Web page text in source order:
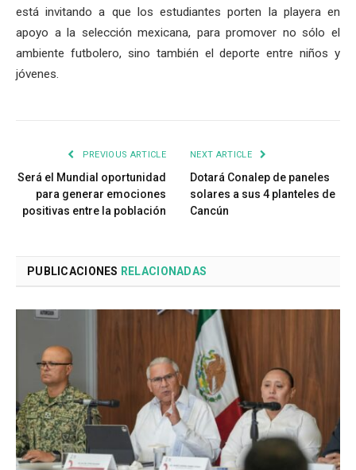
está invitando a que los estudiantes porten la playera en
apoyo a la selección mexicana, para promover no sólo el
ambiente futbolero, sino también el deporte entre niños y
jóvenes.
PREVIOUS ARTICLE
Será el Mundial oportunidad
para generar emociones
positivas entre la población
NEXT ARTICLE
Dotará Conalep de paneles
solares a sus 4 planteles de
Cancún
PUBLICACIONES RELACIONADAS